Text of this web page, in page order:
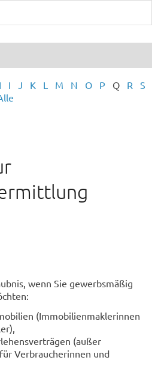
I J K L M N O P Q R
S
wenn Sie gewerbsmäßig
(Immobilienmaklerinnen
(außer
Verbraucherinnen und